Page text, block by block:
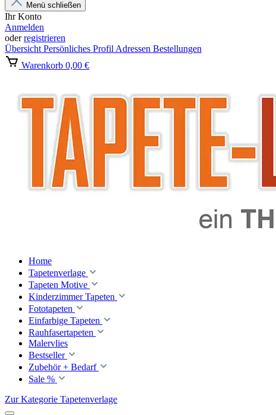
Menü schließen
Ihr Konto
Anmelden
oderregistrieren
Übersicht Persönliches Profil Adressen Bestellungen
Warenkorb 0,00 €
Home
Tapetenverlage
Tapeten Motive
Kinderzimmer Tapeten
Fototapeten
Einfarbige Tapeten
Rauhfasertapeten
Malervlies
Bestseller
Zubehör + Bedarf
Sale %
Zur Kategorie Tapetenverlage